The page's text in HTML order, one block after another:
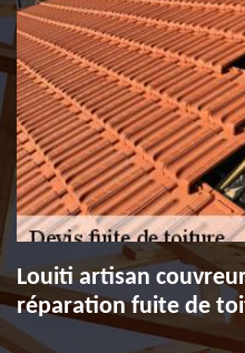
Louiti artisan
réparation fuite de